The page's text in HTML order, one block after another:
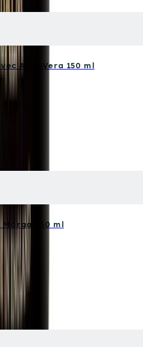
Aloe Vera 150 ml
50 ml